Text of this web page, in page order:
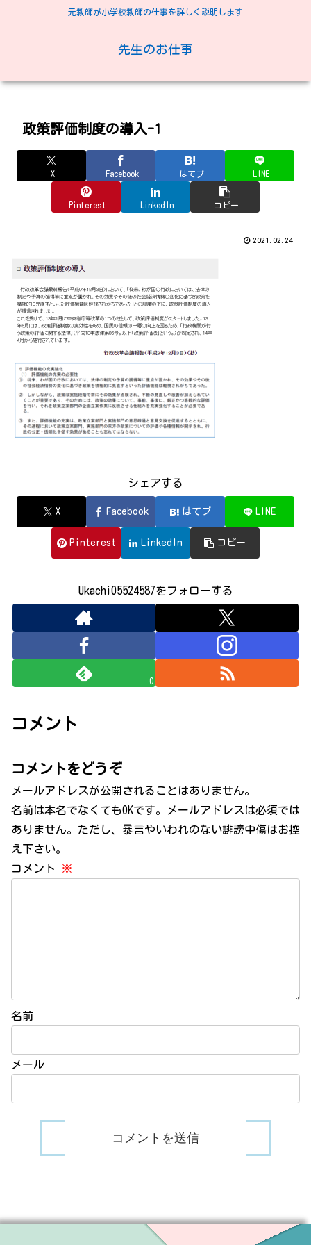
元教師が小学校教師の仕事を詳しく説明します
先生のお仕事
政策評価制度の導入-1
X Facebook はてブ LINE
Pinterest LinkedIn コピー
2021.02.24
シェアする
X Facebook はてブ LINE
Pinterest LinkedIn コピー
Ukachi05524587をフォローする
0
コメント
コメントをどうぞ
メールアドレスが公開されることはありません。
名前は本名でなくてもOKです。メールアドレスは必須では
ありません。ただし、暴言やいわれのない誹謗中傷はお控
え下さい。
コメント
※
名前
メール